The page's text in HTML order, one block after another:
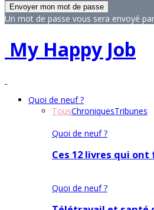
Un mot de passe vous sera envoyé
My Happy Job
Quoi de neuf ?
TousChroniquesTribunes
Quoi de neuf ?
Ces 12 livres qui ont
Quoi de neuf ?